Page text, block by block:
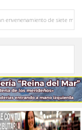
de siete mascotas en El